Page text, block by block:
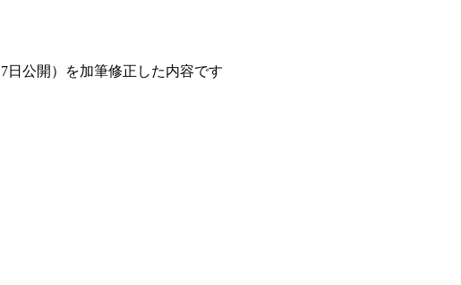
日公開）を加筆修正した内容です